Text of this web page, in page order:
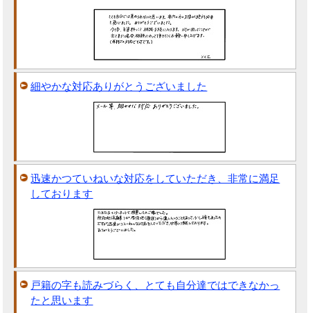
細やかな対応ありがとうございました
迅速かつていねいな対応をしていただき、非常に満足
しております
戸籍の字も読みづらく、とても自分達ではできなかっ
たと思います